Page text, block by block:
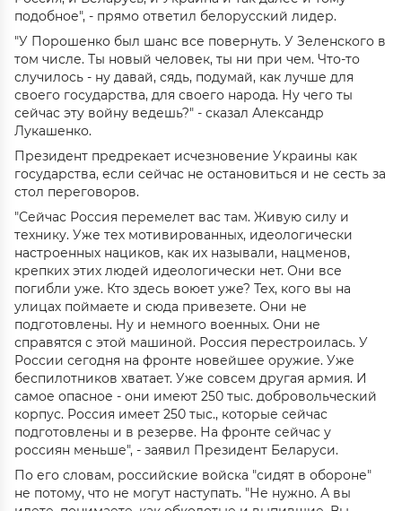
подобное", - прямо ответил белорусский лидер.
"У Порошенко был шанс все повернуть. У Зеленского в
том числе. Ты новый человек, ты ни при чем. Что-то
случилось - ну давай, сядь, подумай, как лучше для
своего государства, для своего народа. Ну чего ты
сейчас эту войну ведешь?" - сказал Александр
Лукашенко.
Президент предрекает исчезновение Украины как
государства, если сейчас не остановиться и не сесть за
стол переговоров.
"Сейчас Россия перемелет вас там. Живую силу и
технику. Уже тех мотивированных, идеологически
настроенных нациков, как их называли, нацменов,
крепких этих людей идеологически нет. Они все
погибли уже. Кто здесь воюет уже? Тех, кого вы на
улицах поймаете и сюда привезете. Они не
подготовлены. Ну и немного военных. Они не
справятся с этой машиной. Россия перестроилась. У
России сегодня на фронте новейшее оружие. Уже
беспилотников хватает. Уже совсем другая армия. И
самое опасное - они имеют 250 тыс. добровольческий
корпус. Россия имеет 250 тыс., которые сейчас
подготовлены и в резерве. На фронте сейчас у
россиян меньше", - заявил Президент Беларуси.
По его словам, российские войска "сидят в обороне"
не потому, что не могут наступать. "Не нужно. А вы